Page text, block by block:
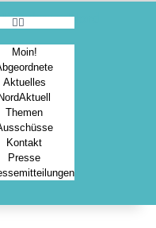
Moin!
Aktuelles
NordAktuell
Themen
Kontakt
Presse